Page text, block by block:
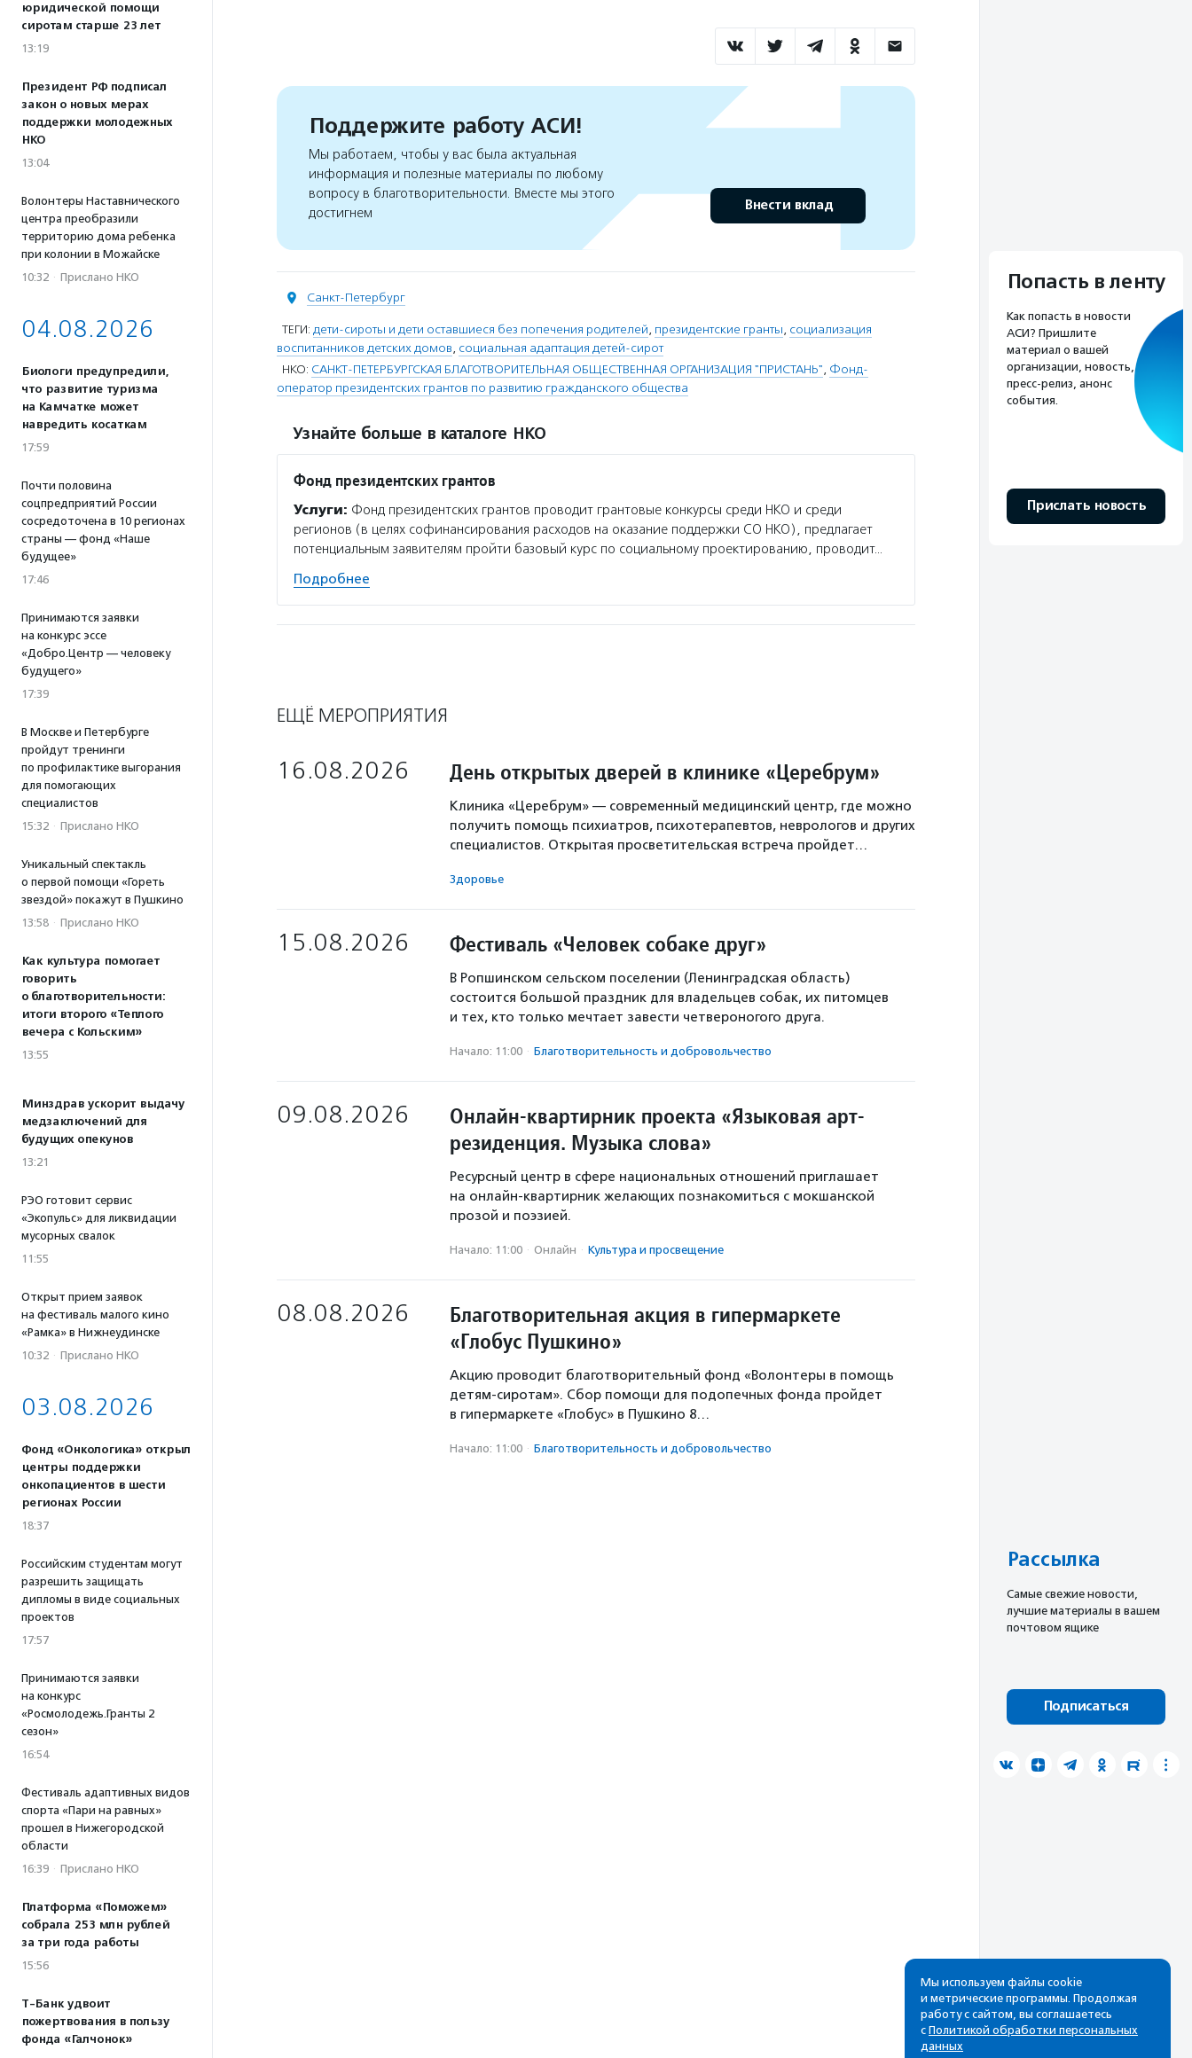
юридической помощи
сиротам старше 23 лет
13:19
Президент РФ подписал
закон о новых мерах
поддержки молодежных
НКО
13:04
Волонтеры Наставнического
центра преобразили
территорию дома ребенка
при колонии в Можайске
10:32 · Прислано НКО
04.08.2026
Биологи предупредили,
что развитие туризма
на Камчатке может
навредить косаткам
17:59
Почти половина
соцпредприятий России
сосредоточена в 10 регионах
страны — фонд «Наше
будущее»
17:46
Принимаются заявки
на конкурс эссе
«Добро.Центр — человеку
будущего»
17:39
В Москве и Петербурге
пройдут тренинги
по профилактике выгорания
для помогающих
специалистов
15:32 · Прислано НКО
Уникальный спектакль
о первой помощи «Гореть
звездой» покажут в Пушкино
13:58 · Прислано НКО
Как культура помогает
говорить
о благотворительности:
итоги второго «Теплого
вечера с Кольским»
13:55
Минздрав ускорит выдачу
медзаключений для
будущих опекунов
13:21
РЭО готовит сервис
«Экопульс» для ликвидации
мусорных свалок
11:55
Открыт прием заявок
на фестиваль малого кино
«Рамка» в Нижнеудинске
10:32 · Прислано НКО
03.08.2026
Фонд «Онкологика» открыл
центры поддержки
онкопациентов в шести
регионах России
18:37
Российским студентам могут
разрешить защищать
дипломы в виде социальных
проектов
17:57
Принимаются заявки
на конкурс
«Росмолодежь.Гранты 2
сезон»
16:54
Фестиваль адаптивных видов
спорта «Пари на равных»
прошел в Нижегородской
области
16:39 · Прислано НКО
Платформа «Поможем»
собрала 253 млн рублей
за три года работы
15:56
Т-Банк удвоит
пожертвования в пользу
фонда «Галчонок»
Поддержите работу АСИ!
Мы работаем, чтобы у вас была актуальная
информация и полезные материалы по любому
вопросу в благотворительности. Вместе мы этого
достигнем
Внести вклад
Санкт-Петербург
ТЕГИ: дети-сироты и дети оставшиеся без попечения родителей, президентские гранты, социализация
воспитанников детских домов, социальная адаптация детей-сирот
НКО: САНКТ-ПЕТЕРБУРГСКАЯ БЛАГОТВОРИТЕЛЬНАЯ ОБЩЕСТВЕННАЯ ОРГАНИЗАЦИЯ "ПРИСТАНЬ", Фонд-
оператор президентских грантов по развитию гражданского общества
Узнайте больше в каталоге НКО
Фонд президентских грантов
Услуги: Фонд президентских грантов проводит грантовые конкурсы среди НКО и среди
регионов (в целях софинансирования расходов на оказание поддержки СО НКО), предлагает
потенциальным заявителям пройти базовый курс по социальному проектированию, проводит…
Подробнее
ЕЩЁ МЕРОПРИЯТИЯ
16.08.2026 День открытых дверей в клинике «Церебрум»
Клиника «Церебрум» — современный медицинский центр, где можно
получить помощь психиатров, психотерапевтов, неврологов и других
специалистов. Открытая просветительская встреча пройдет…
Здоровье
15.08.2026 Фестиваль «Человек собаке друг»
В Ропшинском сельском поселении (Ленинградская область)
состоится большой праздник для владельцев собак, их питомцев
и тех, кто только мечтает завести четвероногого друга.
Начало: 11:00 · Благотвори­тель­ность и доброволь­чест­во
09.08.2026
Онлайн-квартирник проекта «Языковая арт-
резиденция. Музыка слова»
Ресурсный центр в сфере национальных отношений приглашает
на онлайн-квартирник желающих познакомиться с мокшанской
прозой и поэзией.
Начало: 11:00 · Онлайн · Культура и просвещение
08.08.2026
Благотворительная акция в гипермаркете
«Глобус Пушкино»
Акцию проводит благотворительный фонд «Волонтеры в помощь
детям-сиротам». Сбор помощи для подопечных фонда пройдет
в гипермаркете «Глобус» в Пушкино 8…
Начало: 11:00 · Благотвори­тель­ность и доброволь­чест­во
Попасть в ленту
Как попасть в новости
АСИ? Пришлите
материал о вашей
организации, новость,
пресс-релиз, анонс
события.
Прислать новость
Рассылка
Cамые свежие новости,
лучшие материалы в вашем
почтовом ящике
Подписаться
Мы используем файлы cookie
и метрические программы. Продолжая
работу с сайтом, вы соглашаетесь
с Политикой обработки персональных
данных